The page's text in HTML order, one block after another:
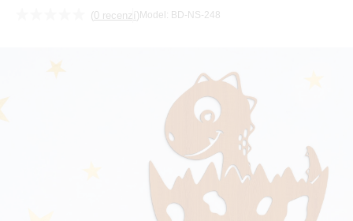
(0 recenzí) Model: BD-NS-248